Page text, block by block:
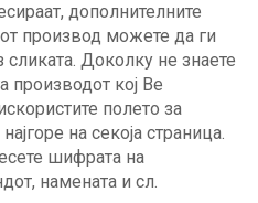
дополнителните
производ можете да ги
Доколку не знаете
производот кој Ве
полето за
на секоја страница.
шифрата на
намената и сл.